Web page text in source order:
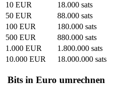
10 EUR
18.000 sats
50 EUR
88.000 sats
100 EUR
180.000 sats
500 EUR
880.000 sats
1.000 EUR
1.800.000 sats
10.000 EUR
18.000.000 sats
Bits in Euro umrechnen